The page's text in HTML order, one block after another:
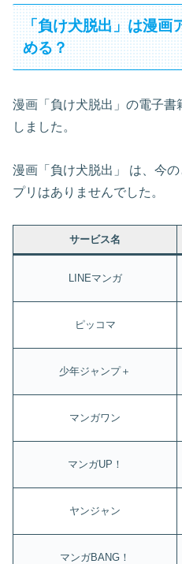
「負け犬脱出」は漫画
める？
漫画「負け犬脱出」の電子
しました。
漫画「負け犬脱出」 は、今
プリはありませんでした。
サービス名
LINEマンガ
ピッコマ
少年ジャンプ＋
マンガワン
マンガUP！
ヤンジャン
マンガBANG！